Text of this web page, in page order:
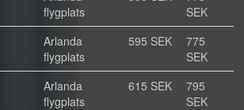
flygplats
SEK
Arlanda
flygplats
595 SEK
775
SEK
Arlanda
flygplats
615 SEK
795
SEK